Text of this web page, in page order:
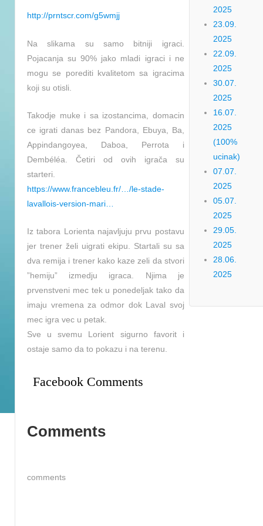
http://prntscr.com/g5wmjj
Na slikama su samo bitniji igraci.
Pojacanja su 90% jako mladi igraci i ne
mogu se porediti kvalitetom sa igracima
koji su otisli.
Takodje muke i sa izostancima, domacin
ce igrati danas bez Pandora, Ebuya, Ba,
Appindangoyea, Daboa, Perrota i
Dembéléa. Četiri od ovih igrača su
starteri.
https://www.francebleu.fr/…/le-stade-
lavallois-version-mari…
Iz tabora Lorienta najavljuju prvu postavu
jer trener želi uigrati ekipu. Startali su sa
dva remija i trener kako kaze zeli da stvori
”hemiju” izmedju igraca. Njima je
prvenstveni mec tek u ponedeljak tako da
imaju vremena za odmor dok Laval svoj
mec igra vec u petak.
Sve u svemu Lorient sigurno favorit i
ostaje samo da to pokazu i na terenu.
Facebook Comments
Comments
comments
2025
23.09.
2025
22.09.
2025
30.07.
2025
16.07.
2025
(100%
ucinak)
07.07.
2025
05.07.
2025
29.05.
2025
28.06.
2025